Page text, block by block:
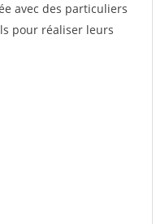
avec des particuliers
pour réaliser leurs